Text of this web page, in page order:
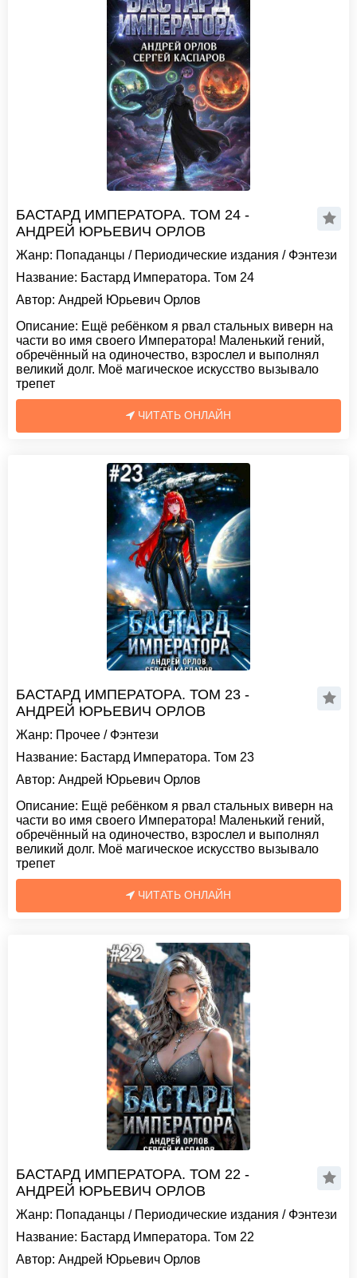
БАСТАРД ИМПЕРАТОРА. ТОМ 24 -
АНДРЕЙ ЮРЬЕВИЧ ОРЛОВ
Жанр: Попаданцы / Периодические издания / Фэнтези
Название: Бастард Императора. Том 24
Автор: Андрей Юрьевич Орлов
Описание: Ещё ребёнком я рвал стальных виверн на
части во имя своего Императора! Маленький гений,
обречённый на одиночество, взрослел и выполнял
великий долг. Моё магическое искусство вызывало
трепет
ЧИТАТЬ ОНЛАЙН
БАСТАРД ИМПЕРАТОРА. ТОМ 23 -
АНДРЕЙ ЮРЬЕВИЧ ОРЛОВ
Жанр: Прочее / Фэнтези
Название: Бастард Императора. Том 23
Автор: Андрей Юрьевич Орлов
Описание: Ещё ребёнком я рвал стальных виверн на
части во имя своего Императора! Маленький гений,
обречённый на одиночество, взрослел и выполнял
великий долг. Моё магическое искусство вызывало
трепет
ЧИТАТЬ ОНЛАЙН
БАСТАРД ИМПЕРАТОРА. ТОМ 22 -
АНДРЕЙ ЮРЬЕВИЧ ОРЛОВ
Жанр: Попаданцы / Периодические издания / Фэнтези
Название: Бастард Императора. Том 22
Автор: Андрей Юрьевич Орлов